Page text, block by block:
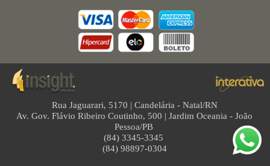
Rua Jaguarari, 5170 | Candelária - Natal/RN
Av. Gov. Flávio Ribeiro Coutinho, 500 | Jardim Oceania - João
Pessoa/PB
(84) 3345-3345
(84) 98897-0304